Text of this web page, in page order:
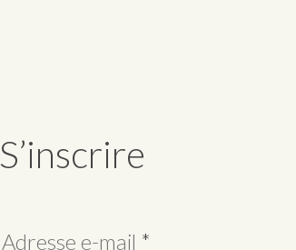
S’inscrire
Adresse e-mail *